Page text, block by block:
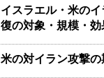
イスラエル・米の
復の対象・規模・効
米の対イラン攻撃の